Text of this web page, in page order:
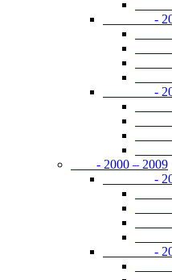
-
-
-
-
-
-
-
-
-
-
-
- 2000 – 2009
-
-
-
-
-
-
-